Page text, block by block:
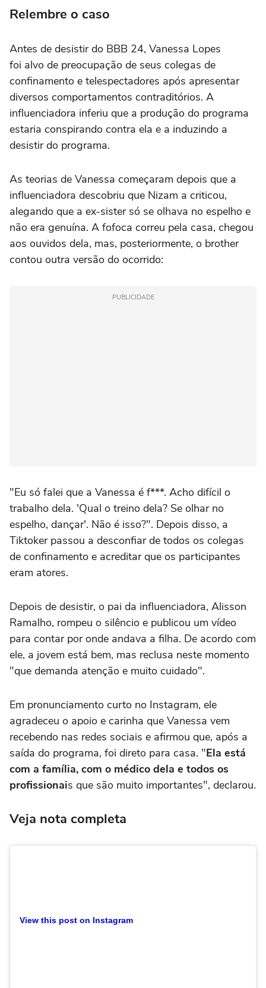
Relembre o caso
Antes de desistir do BBB 24, Vanessa Lopes
foi alvo de preocupação de seus colegas de
confinamento e telespectadores após apresentar
diversos comportamentos contraditórios. A
influenciadora inferiu que a produção do programa
estaria conspirando contra ela e a induzindo a
desistir do programa.
As teorias de Vanessa começaram depois que a
influenciadora descobriu que Nizam a criticou,
alegando que a ex-sister só se olhava no espelho e
não era genuína. A fofoca correu pela casa, chegou
aos ouvidos dela, mas, posteriormente, o brother
contou outra versão do ocorrido:
PUBLICIDADE
"Eu só falei que a Vanessa é f***. Acho difícil o
trabalho dela. 'Qual o treino dela? Se olhar no
espelho, dançar'. Não é isso?". Depois disso, a
Tiktoker passou a desconfiar de todos os colegas
de confinamento e acreditar que os participantes
eram atores.
Depois de desistir, o pai da influenciadora, Alisson
Ramalho, rompeu o silêncio e publicou um vídeo
para contar por onde andava a filha. De acordo com
ele, a jovem está bem, mas reclusa neste momento
"que demanda atenção e muito cuidado".
Em pronunciamento curto no Instagram, ele
agradeceu o apoio e carinha que Vanessa vem
recebendo nas redes sociais e afirmou que, após a
saída do programa, foi direto para casa. "Ela está
com a família, com o médico dela e todos os
profissionais que são muito importantes", declarou.
Veja nota completa
View this post on Instagram